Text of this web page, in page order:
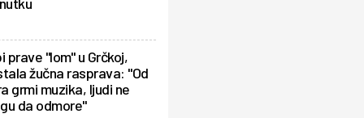
prave "lom" u Grčkoj,
žučna rasprava: "Od
grmi muzika, ljudi ne
da odmore"